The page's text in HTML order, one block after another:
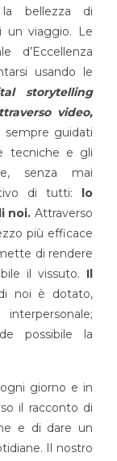
bellezza di
un viaggio. Le
d’Eccellenza
usando le
storytelling
video,
sempre guidati
tecniche e gli
senza mai
di tutti: lo
noi. Attraverso
più efficace
di rendere
il vissuto. Il
noi è dotato,
possibile la
giorno e in
il racconto di
e di dare un
Il nostro